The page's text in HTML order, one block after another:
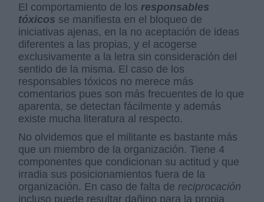
El comportamiento de los responsables
tóxicos se manifiesta en el bloqueo de
iniciativas ajenas, en la no aceptación de ideas
diferentes a las propias, y el acogerse
exclusivamente a la letra sin consideración del
sentido de la misma. El caso de los
responsables tóxicos no merece más
comentarios pues son más frecuentes de lo que
aparenta, se detectan fácilmente y además
existe mucha literatura al respecto.
No olvidemos que el militante es bastante más
que un miembro de la organización. Tiene 4
componentes que condicionan su actitud y que
irradia sus posicionamientos fuera de la
organización. En caso de falta de reciprocación
incluso puede resultar dañino para la propia